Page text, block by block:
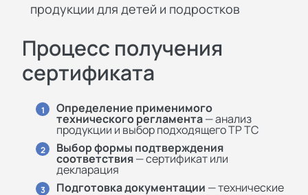
продукции для детей и подростков
Процесс получения
сертификата
1 Определение применимого
технического регламента— анализ
продукции и выбор подходящего ТР ТС
2 Выбор формы подтверждения
соответствия— сертификат или
декларация
3 Подготовка документации — технические